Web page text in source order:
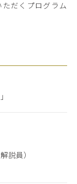
だくプログラム
説員）